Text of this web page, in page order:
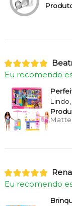
Eu recomendo
Mattel
Eu recomendo